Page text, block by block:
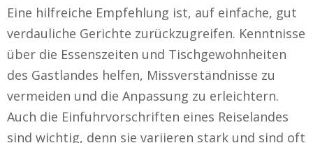
Eine hilfreiche Empfehlung ist, auf einfache, gut
verdauliche Gerichte zurückzugreifen. Kenntnisse
über die Essenszeiten und Tischgewohnheiten
des Gastlandes helfen, Missverständnisse zu
vermeiden und die Anpassung zu erleichtern.
Auch die Einfuhrvorschriften eines Reiselandes
sind wichtig, denn sie variieren stark und sind oft